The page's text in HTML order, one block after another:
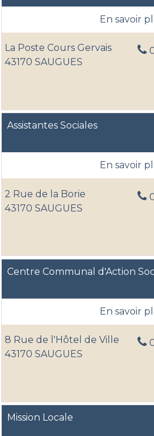
La Poste Cours Gervais
43170 SAUGUES
Assistantes Sociales
2 Rue de la Borie
43170 SAUGUES
Centre Communal d'Action
8 Rue de l'Hôtel de Ville
43170 SAUGUES
Mission Locale